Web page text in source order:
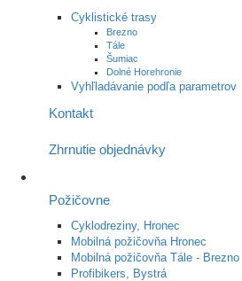
Cyklistické trasy
Brezno
Tále
Šumiac
Dolné Horehronie
Vyhľladávanie podľa parametrov
Kontakt
Zhrnutie objednávky
Požičovne
Cyklodreziny, Hronec
Mobilná požičovňa Hronec
Mobilná požičovňa Tále - Brezno
Profibikers, Bystrá